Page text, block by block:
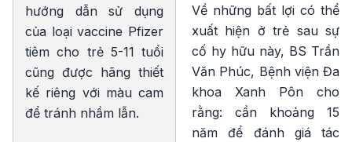
hướng dẫn sử dụng
của loại vaccine Pfizer
tiêm cho trẻ 5-11 tuổi
cũng được hãng thiết
kế riêng với màu cam
để tránh nhầm lẫn.
Về những bất lợi có thể
xuất hiện ở trẻ sau sự
cố hy hữu này, BS Trần
Văn Phúc, Bệnh viện Đa
khoa Xanh Pôn cho
rằng: cần khoảng 15
năm để đánh giá tác